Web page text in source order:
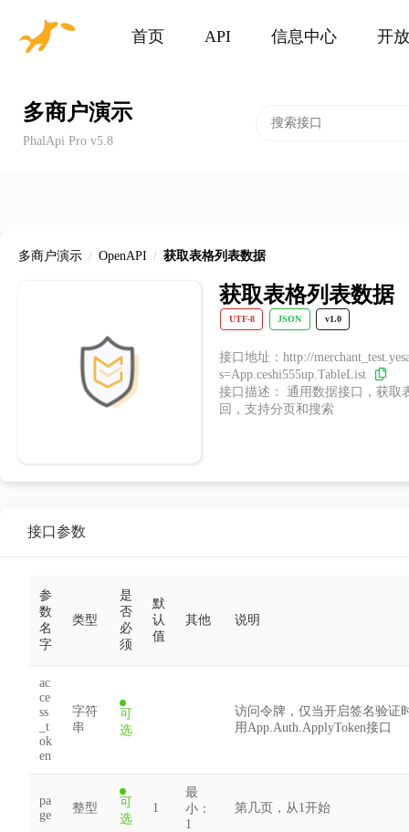
首页 API 信息中心 开
多商户演示
PhalApi Pro v5.8
多商户演示 / OpenAPI / 获取表格列表数据
获取表格列表数据
UTF-8 JSON v1.0
接口地址：http://
s=App.ceshi555up.TableList
接口描述： 通用数据接口，获取
回，支持分页和搜索
接口参数
参
数
名
字
类型
是
否
必
须
默
认
值
其他 说明
ac
ce
ss
_t
ok
en
字符
串
可
选
访问令牌，仅当开启签名验证
用App.Auth.ApplyToken接口
pa
ge
整型
可
选
1
最
小：
1
第几页，从1开始